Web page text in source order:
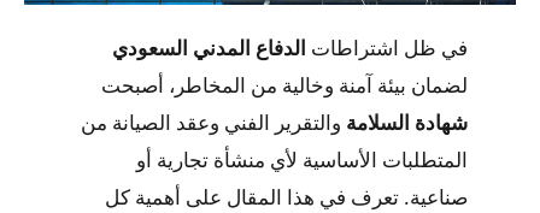
في ظل اشتراطات الدفاع المدني السعودي
لضمان بيئة آمنة وخالية من المخاطر، أصبحت
شهادة السلامة والتقرير الفني وعقد الصيانة من
المتطلبات الأساسية لأي منشأة تجارية أو
صناعية. تعرف في هذا المقال على أهمية كل